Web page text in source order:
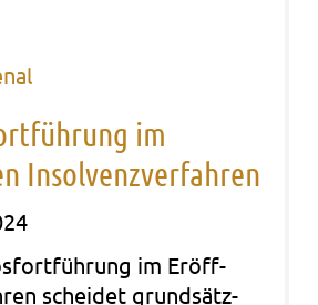
im
Insolvenzverfahren
im Eröff­
schei­det grund­sätz­